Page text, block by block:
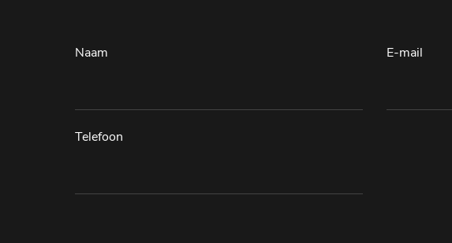
Naam E-mail
Telefoon